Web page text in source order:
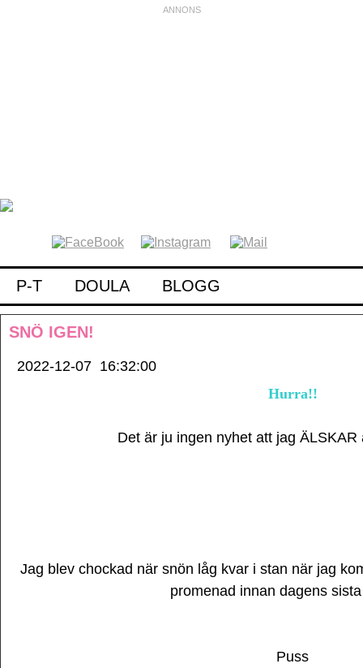
P-T DOULA BLOGG
SNÖ IGEN!
2022-12-07 16:32:00
Hurra!!
Det är ju ingen nyhet att jag ÄLSKAR
Jag blev chockad när snön låg kvar i stan när jag
promenad innan dagens
Puss